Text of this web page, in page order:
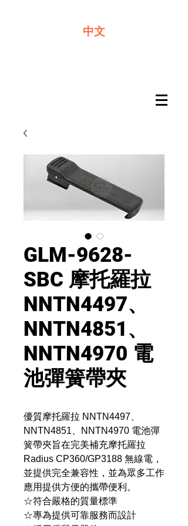
中文
GLM-9628-
SBC 摩托羅拉
NNTN4497、
NNTN4851、
NNTN4970 電
池彈簧帶夾
優質摩托羅拉 NNTN4497、
NNTN4851、NNTN4970 電池彈
簧帶夾旨在完美補充摩托羅拉
Radius CP360/GP3188 無線電，
並提供完全兼容性，並為眾多工作
應用提供方便的攜帶便利。
☆符合嚴格的質量標準
☆專為提供可靠服務而設計